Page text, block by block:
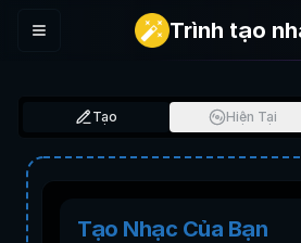
Menu Trình tạo
Tạo Hiện Tại
Tạo Nhạc Của Bạn